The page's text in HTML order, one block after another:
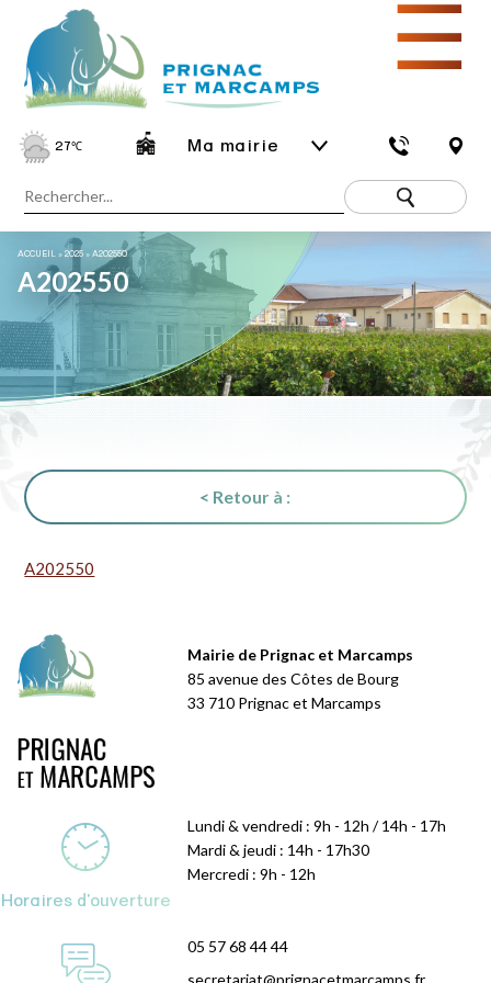
27℃ Ma mairie
☰
ACCUEIL »2025 »A202550
A202550
< Retour à :
A202550
Mairie de Prignac et Marcamps
85 avenue des Côtes de Bourg
33 710 Prignac et Marcamps
Horaires d'ouverture
Lundi & vendredi : 9h - 12h / 14h - 17h
Mardi & jeudi : 14h - 17h30
Mercredi : 9h - 12h
05 57 68 44 44